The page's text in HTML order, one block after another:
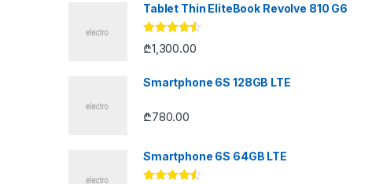
Tablet Thin EliteBook Revolve 810 G6
შეფასება
4.33, 5-
₾1,300.00
Smartphone 6S 128GB LTE
₾780.00
Smartphone 6S 64GB LTE